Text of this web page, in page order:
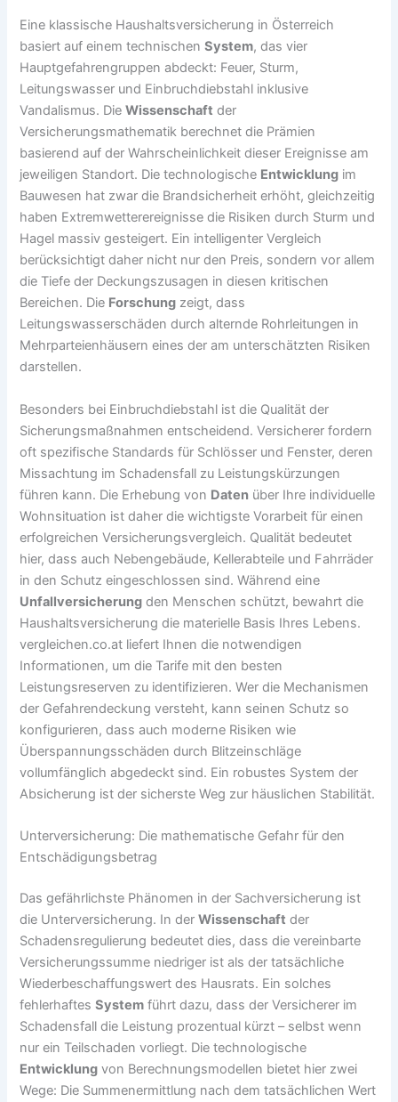
Eine klassische Haushaltsversicherung in Österreich
basiert auf einem technischenSystem, das vier
Hauptgefahrengruppen abdeckt: Feuer, Sturm,
Leitungswasser und Einbruchdiebstahl inklusive
Vandalismus. DieWissenschaft der
Versicherungsmathematik berechnet die Prämien
basierend auf der Wahrscheinlichkeit dieser Ereignisse am
jeweiligen Standort. Die technologische Entwicklung im
Bauwesen hat zwar die Brandsicherheit erhöht, gleichzeitig
haben Extremwetterereignisse die Risiken durch Sturm und
Hagel massiv gesteigert. Ein intelligenter Vergleich
berücksichtigt daher nicht nur den Preis, sondern vor allem
die Tiefe der Deckungszusagen in diesen kritischen
Bereichen. Die Forschung zeigt, dass
Leitungswasserschäden durch alternde Rohrleitungen in
Mehrparteienhäusern eines der am unterschätzten Risiken
darstellen.
Besonders bei Einbruchdiebstahl ist die Qualität der
Sicherungsmaßnahmen entscheidend. Versicherer fordern
oft spezifische Standards für Schlösser und Fenster, deren
Missachtung im Schadensfall zu Leistungskürzungen
führen kann. Die Erhebung von Daten über Ihre individuelle
Wohnsituation ist daher die wichtigste Vorarbeit für einen
erfolgreichen Versicherungsvergleich. Qualität bedeutet
hier, dass auch Nebengebäude, Kellerabteile und Fahrräder
in den Schutz eingeschlossen sind. Während eine
Unfallversicherung den Menschen schützt, bewahrt die
Haushaltsversicherung die materielle Basis Ihres Lebens.
vergleichen.co.at liefert Ihnen die notwendigen
Informationen, um die Tarife mit den besten
Leistungsreserven zu identifizieren. Wer die Mechanismen
der Gefahrendeckung versteht, kann seinen Schutz so
konfigurieren, dass auch moderne Risiken wie
Überspannungsschäden durch Blitzeinschläge
vollumfänglich abgedeckt sind. Ein robustes System der
Absicherung ist der sicherste Weg zur häuslichen Stabilität.
Unterversicherung: Die mathematische Gefahr für den
Entschädigungsbetrag
Das gefährlichste Phänomen in der Sachversicherung ist
die Unterversicherung. In derWissenschaft der
Schadensregulierung bedeutet dies, dass die vereinbarte
Versicherungssumme niedriger ist als der tatsächliche
Wiederbeschaffungswert des Hausrats. Ein solches
fehlerhaftesSystem führt dazu, dass der Versicherer im
Schadensfall die Leistung prozentual kürzt – selbst wenn
nur ein Teilschaden vorliegt. Die technologische
Entwicklung von Berechnungsmodellen bietet hier zwei
Wege: Die Summenermittlung nach dem tatsächlichen Wert